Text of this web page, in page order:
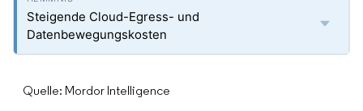
Steigende Cloud-Egress- und
Datenbewegungskosten
Quelle: Mordor Intelligence